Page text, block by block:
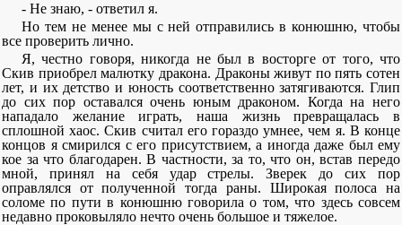
- Не знаю, - ответил я.
Но тем не менее мы с ней отправились в конюшню, чтобы
все проверить лично.
Я, честно говоря, никогда не был в восторге от того, что
Скив приобрел малютку дракона. Драконы живут по пять сотен
лет, и их детство и юность соответственно затягиваются. Глип
до сих пор оставался очень юным драконом. Когда на него
нападало желание играть, наша жизнь превращалась в
сплошной хаос. Скив считал его гораздо умнее, чем я. В конце
концов я смирился с его присутствием, а иногда даже был ему
кое за что благодарен. В частности, за то, что он, встав передо
мной, принял на себя удар стрелы. Зверек до сих пор
оправлялся от полученной тогда раны. Широкая полоса на
соломе по пути в конюшню говорила о том, что здесь совсем
недавно проковыляло нечто очень большое и тяжелое.